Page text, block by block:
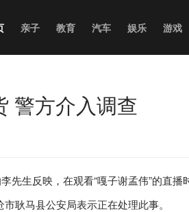
亲子 教育 汽车 娱乐 游戏
警方介入调查
先生反映，在观看“嘎子谢孟伟”的直播
耿马县公安局表示正在处理此事。